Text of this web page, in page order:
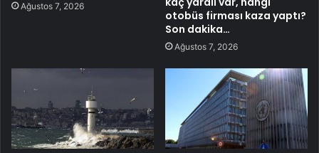
Ağustos 7, 2026
otobüs firması kaza yaptı?
Son dakika…
Ağustos 7, 2026